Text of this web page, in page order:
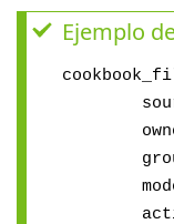
Ejemplo
source
group
mode
action